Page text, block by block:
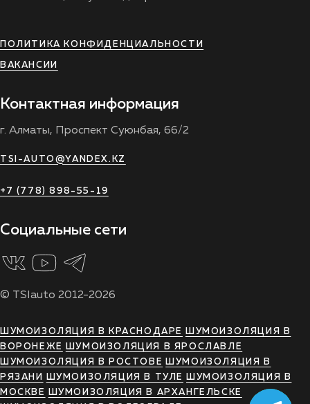
ПОЛИТИКА КОНФИДЕНЦИАЛЬНОСТИ
ВАКАНСИИ
Контактная информация
г. Алматы, Проспект Суюнбая, 66/2
TSI-AUTO@YANDEX.KZ
+7 (778) 898-55-19
Социальные сети
© TSIauto 2012-2026
ШУМОИЗОЛЯЦИЯ В КРАСНОДАРЕ
ШУМОИЗОЛЯЦИЯ В
ВОРОНЕЖЕ
ШУМОИЗОЛЯЦИЯ В ЯРОСЛАВЛЕ
ШУМОИЗОЛЯЦИЯ В РОСТОВЕ
ШУМОИЗОЛЯЦИЯ В
РЯЗАНИ
ШУМОИЗОЛЯЦИЯ В ТУЛЕ
ШУМОИЗОЛЯЦИЯ В
МОСКВЕ
ШУМОИЗОЛЯЦИЯ В АРХАНГЕЛЬСКЕ